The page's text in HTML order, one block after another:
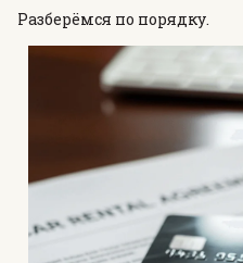
Разберёмся по порядку.